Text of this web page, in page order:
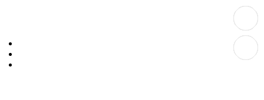
Személyes átvételi pont: Budapest, Hegedűs Gyula utca 32. – Chilimánia üzlet.